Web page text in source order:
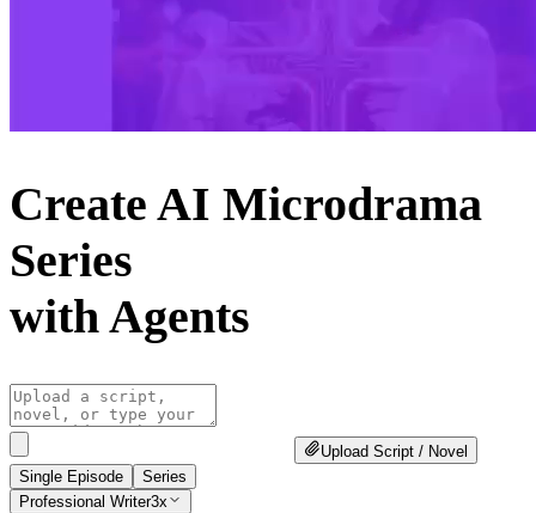
Create AI Microdrama
Series
with Agents
Upload Script / Novel
Single Episode
Series
Professional Writer3x